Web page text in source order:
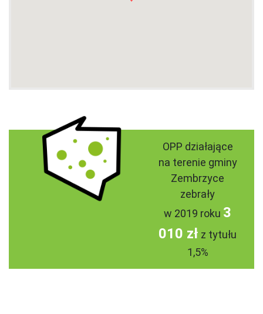
OPP działające
na terenie gminy
Zembrzyce
zebrały
w 2019 roku 3
010 zł z tytułu
1,5%